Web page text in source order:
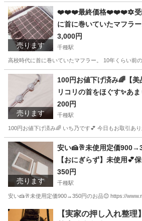
めっちゃ美品ですー！ ぜひぜひ お取引してくださ
いね🤗💕
愛知 名古屋市 千種駅 バッグ 場所
売ります
❤️❤️❤️最終価格❤️❤️❤️🔯受
に首に巻いていたマフラー。 10年くらい前の
になります。 結構しっかりしたマフラー。 少し高
3,000円
千種駅
高校時代に首に巻いていたマフラー。 10年く
愛知 名古屋市 千種駅 小物 場所
売ります
100円お値下げ済み🌈【美
リコリの首をほぐす✨あ
い方は、両方の２本指で
押し当てるだけ❤️
200円
千種駅
100円お値下げ済み🌈 いち乃です💕 今日もお取引あ
愛知 名古屋市 千種駅 インテリア雑貨/小
売ります
安い🍰🥂未使用定価
【おにぎらず】未使用💕
渡しさせていただきます
❤️https://
350円
千種駅
安い🍰🥂未使用定価900→350円のお品😊 https://
愛知 名古屋市 千種駅 収納家具 場所
【実家の押し入れ整